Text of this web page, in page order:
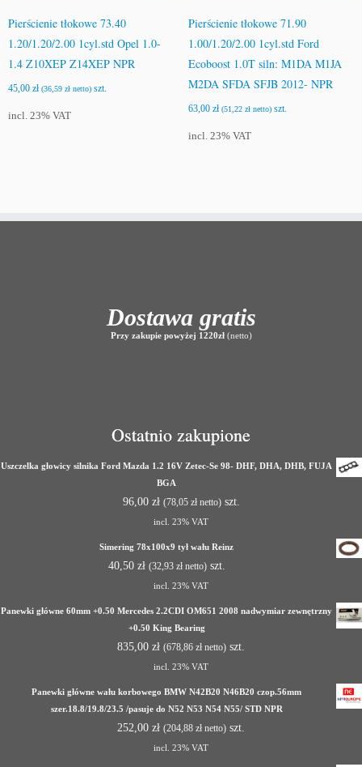
Pierścienie tłokowe 73.40
1.20/1.20/2.00 1cyl.std Opel 1.0-
1.4 Z10XEP Z14XEP NPR
45,00 zł (36,59 zł netto) szt.
incl. 23% VAT
Pierścienie tłokowe 71.90
1.00/1.20/2.00 1cyl.std Ford
Ecoboost 1.0T siln: M1DA M1JA
M2DA SFDA SFJB 2012- NPR
63,00 zł (51,22 złnetto)szt.
incl. 23% VAT
Dostawa gratis
Przy zakupie powyżej 1220zł(netto)
Ostatnio zakupione
Uszczelka głowicy silnika Ford Mazda 1.2 16V Zetec-Se 98- DHF, DHA, DHB, FUJA
BGA
96,00 zł (78,05 złnetto)szt.
incl. 23% VAT
Simering 78x100x9 tył wału Reinz
40,50 zł (32,93 złnetto)szt.
incl. 23% VAT
Panewki główne 60mm +0.50 Mercedes 2.2CDI OM651 2008 nadwymiar zewnętrzny
+0.50 King Bearing
835,00 zł (678,86 zł netto) szt.
incl. 23% VAT
Panewki główne wału korbowego BMW N42B20 N46B20 czop.56mm
szer.18.8/19.8/23.5 /pasuje do N52 N53 N54 N55/ STD NPR
252,00 zł (204,88 zł netto) szt.
incl. 23% VAT